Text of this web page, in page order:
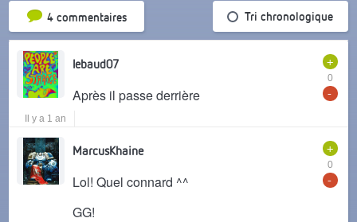
4 commentairesTri par popularité Tri chronologique
+
0
-
lebaud07
Après il passe derrière
Il y a 1 an
+
0
-
MarcusKhaine
Lol! Quel connard ^^
GG!